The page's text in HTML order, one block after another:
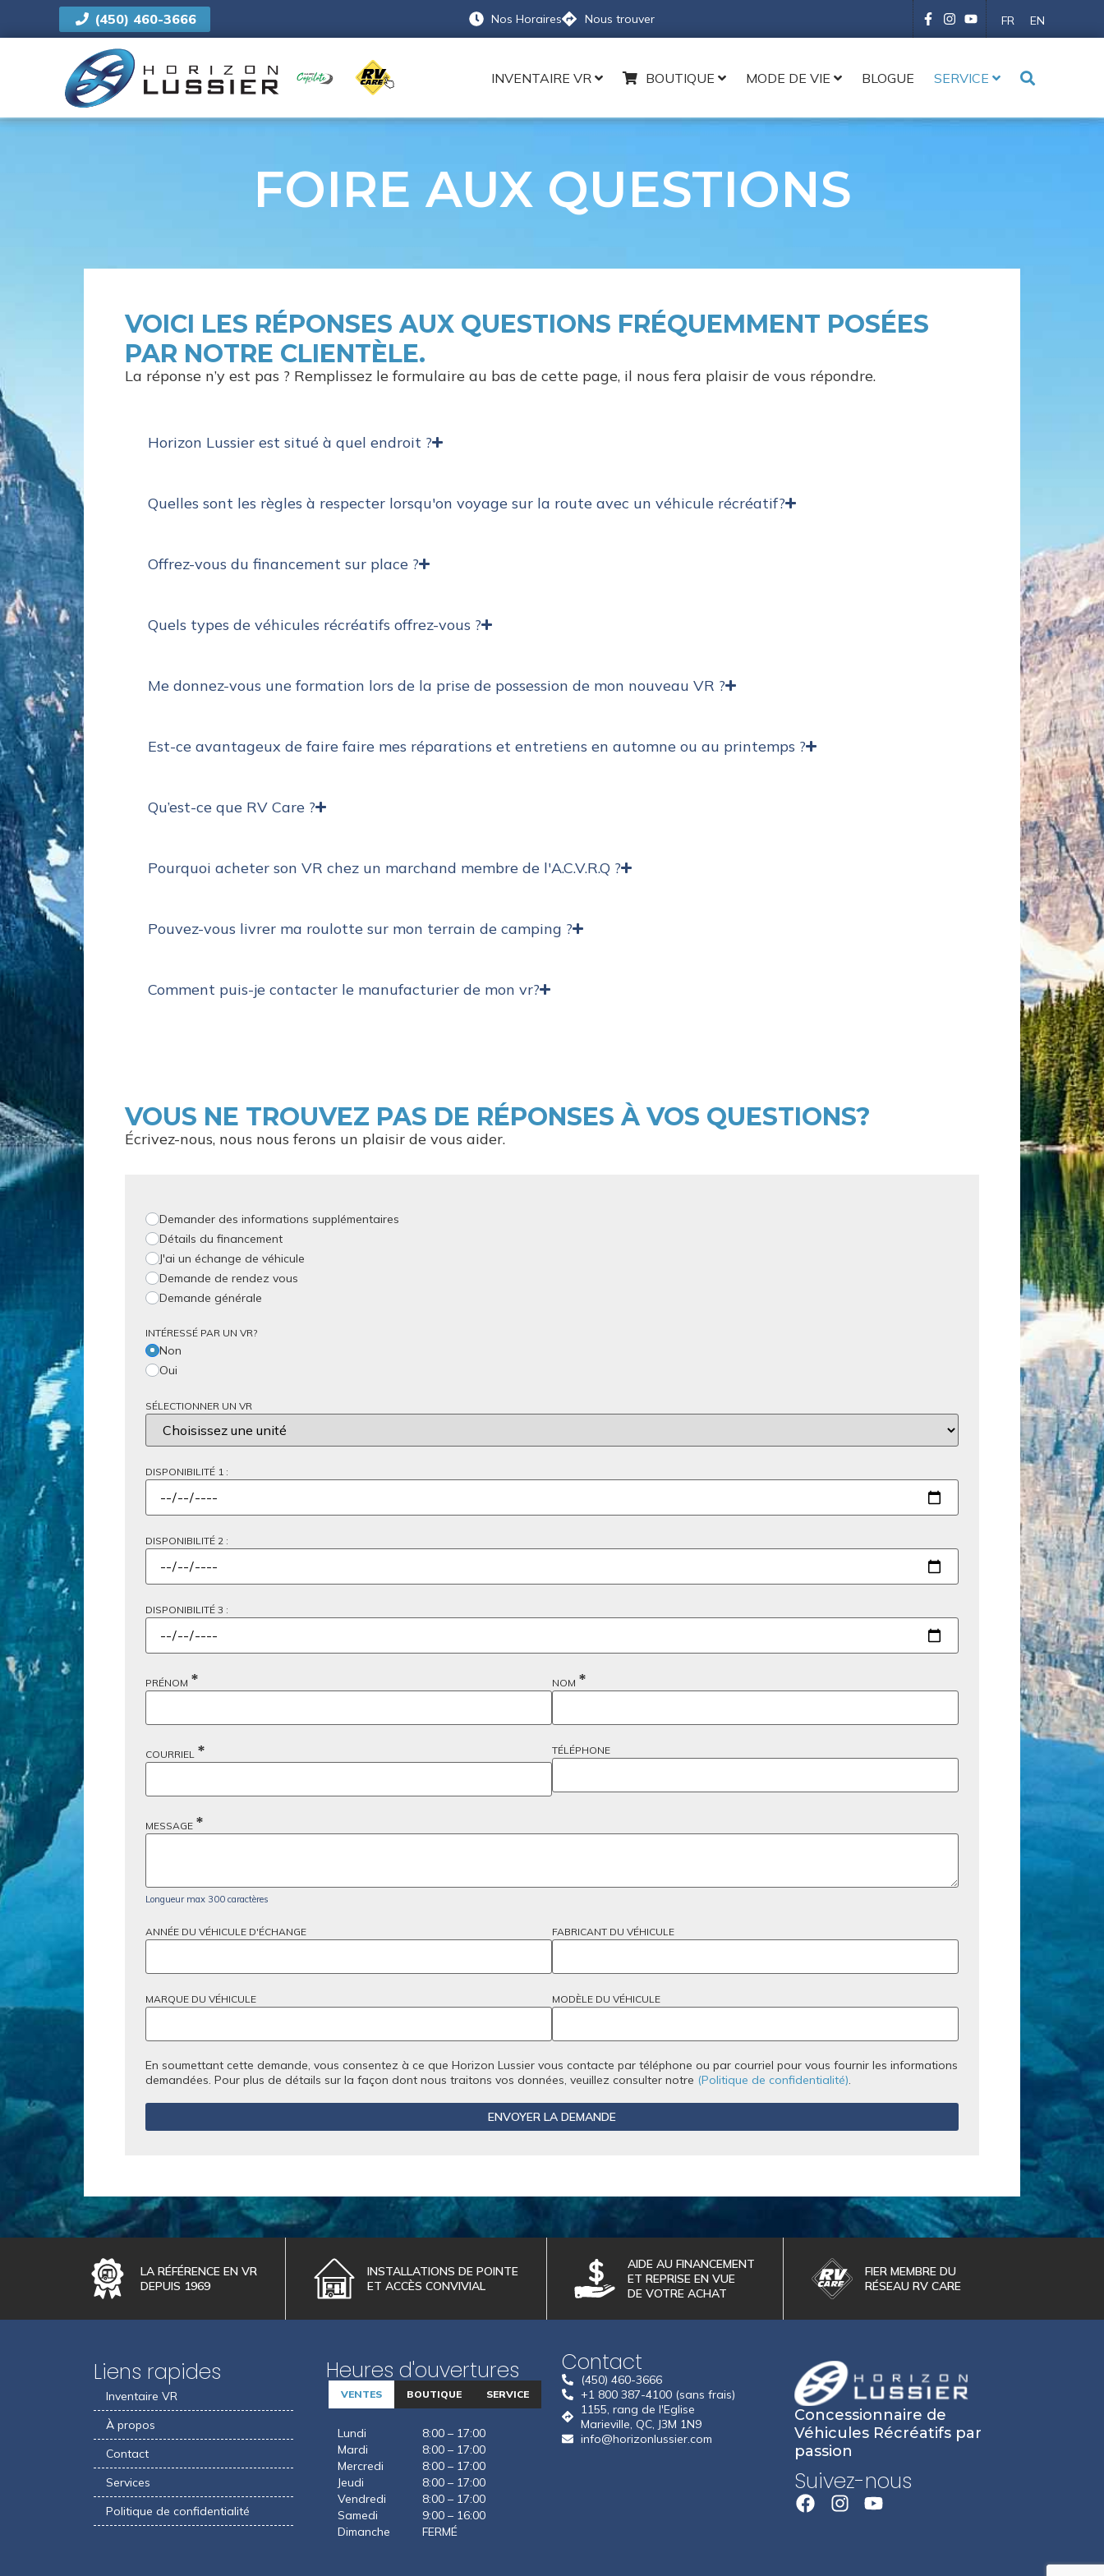
(450) 460-3666 Nos Horaires Nous trouver FR EN
INVENTAIRE VR BOUTIQUE MODE DE VIE BLOGUE SERVICE
FOIRE AUX QUESTIONS
VOICI LES RÉPONSES AUX QUESTIONS FRÉQUEMMENT POSÉES
PAR NOTRE CLIENTÈLE.
La réponse n’y est pas ? Remplissez le formulaire au bas de cette page, il nous fera plaisir de vous répondre.
Horizon Lussier est situé à quel endroit ?
Quelles sont les règles à respecter lorsqu'on voyage sur la route avec un véhicule récréatif?
Offrez-vous du financement sur place ?
Quels types de véhicules récréatifs offrez-vous ?
Me donnez-vous une formation lors de la prise de possession de mon nouveau VR ?
Est-ce avantageux de faire faire mes réparations et entretiens en automne ou au printemps ?
Qu’est-ce que RV Care ?
Pourquoi acheter son VR chez un marchand membre de l'A.C.V.R.Q ?
Pouvez-vous livrer ma roulotte sur mon terrain de camping ?
Comment puis-je contacter le manufacturier de mon vr?
VOUS NE TROUVEZ PAS DE RÉPONSES À VOS QUESTIONS?
Écrivez-nous, nous nous ferons un plaisir de vous aider.
Demander des informations supplémentaires
Détails du financement
J'ai un échange de véhicule
Demande de rendez vous
Demande générale
INTÉRESSÉ PAR UN VR?
Non
Oui
SÉLECTIONNER UN VR
DISPONIBILITÉ 1 :
DISPONIBILITÉ 2 :
DISPONIBILITÉ 3 :
PRÉNOM * NOM *
COURRIEL * TÉLÉPHONE
MESSAGE *
Longueur max 300 caractères
ANNÉE DU VÉHICULE D'ÉCHANGE
MARQUE DU VÉHICULE
FABRICANT DU VÉHICULE
MODÈLE DU VÉHICULE
En soumettant cette demande, vous consentez à ce que Horizon Lussier vous contacte par téléphone ou par courriel pour vous fournir les informations
demandées. Pour plus de détails sur la façon dont nous traitons vos données, veuillez consulter notre (Politique de confidentialité).
ENVOYER LA DEMANDE
LA RÉFÉRENCE EN VR
DEPUIS 1969
INSTALLATIONS DE POINTE
ET ACCÈS CONVIVIAL
AIDE AU FINANCEMENT
ET REPRISE EN VUE
DE VOTRE ACHAT
FIER MEMBRE DU
RÉSEAU RV CARE
Liens rapides
Inventaire VR
À propos
Contact
Services
Politique de confidentialité
Heures d'ouvertures
VENTES BOUTIQUE SERVICE
Lundi
8:00 – 17:00
Mardi
8:00 – 17:00
Mercredi
8:00 – 17:00
Jeudi
8:00 – 17:00
Vendredi
8:00 – 17:00
Samedi
9:00 – 16:00
Dimanche
FERMÉ
Contact
(450) 460-3666
+1 800 387-4100 (sans frais)
1155, rang de l'Eglise
Marieville, QC, J3M 1N9
info@horizonlussier.com
Concessionnaire de
Véhicules Récréatifs par
passion
Suivez-nous